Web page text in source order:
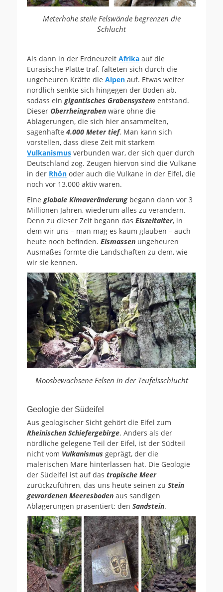
Meterhohe steile Felswände begrenzen die
Schlucht
Als dann in der Erdneuzeit Afrika auf die
Eurasische Platte traf, falteten sich durch die
ungeheuren Kräfte die Alpen auf. Etwas weiter
nördlich senkte sich hingegen der Boden ab,
sodass ein gigantisches Grabensystem entstand.
Dieser Oberrheingraben wäre ohne die
Ablagerungen, die sich hier ansammelten,
sagenhafte 4.000 Meter tief. Man kann sich
vorstellen, dass diese Zeit mit starkem
Vulkanismus verbunden war, der sich quer durch
Deutschland zog. Zeugen hiervon sind die Vulkane
in der Rhön oder auch die Vulkane in der Eifel, die
noch vor 13.000 aktiv waren.
Eine globale Kimaveränderung begann dann vor 3
Millionen Jahren, wiederum alles zu verändern.
Denn zu dieser Zeit begann das Eiszeitalter, in
dem wir uns – man mag es kaum glauben – auch
heute noch befinden. Eismassen ungeheuren
Ausmaßes formte die Landschaften zu dem, wie
wir sie kennen.
Moosbewachsene Felsen in der Teufelsschlucht
Geologie der Südeifel
Aus geologischer Sicht gehört die Eifel zum
Rheinischen Schiefergebirge. Anders als der
nördliche gelegene Teil der Eifel, ist der Südteil
nicht vom Vulkanismus geprägt, der die
malerischen Mare hinterlassen hat. Die Geologie
der Südeifel ist auf das tropische Meer
zurückzuführen, das uns heute seinen zu Stein
gewordenen Meeresboden aus sandigen
Ablagerungen präsentiert: den Sandstein.